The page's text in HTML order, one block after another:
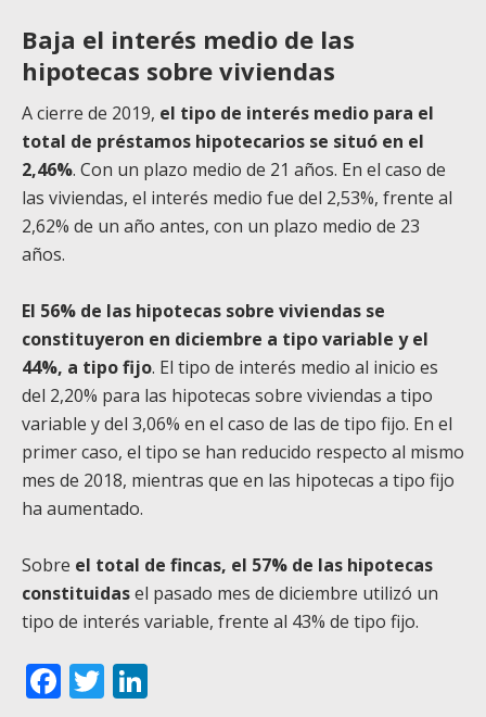
Baja el interés medio de las
hipotecas sobre viviendas
A cierre de 2019, el tipo de interés medio para el
total de préstamos hipotecarios se situó en el
2,46%. Con un plazo medio de 21 años. En el caso de
las viviendas, el interés medio fue del 2,53%, frente al
2,62% de un año antes, con un plazo medio de 23
años.
El 56% de las hipotecas sobre viviendas se
constituyeron en diciembre a tipo variable y el
44%, a tipo fijo. El tipo de interés medio al inicio es
del 2,20% para las hipotecas sobre viviendas a tipo
variable y del 3,06% en el caso de las de tipo fijo. En el
primer caso, el tipo se han reducido respecto al mismo
mes de 2018, mientras que en las hipotecas a tipo fijo
ha aumentado.
Sobre el total de fincas, el 57% de las hipotecas
constituidasel pasado mes de diciembre utilizó un
tipo de interés variable, frente al 43% de tipo fijo.
Facebook
Twitter